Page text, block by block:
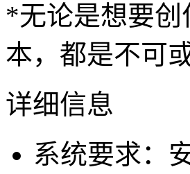
*无论是想要
本，都是不可
详细信息
系统要求：